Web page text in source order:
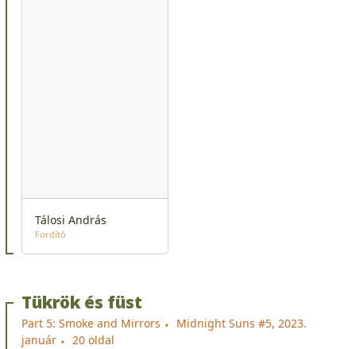
Tálosi András
Fordító
Tükrök és füst
Part 5: Smoke and Mirrors
Midnight Suns #5, 2023.
január
20 oldal